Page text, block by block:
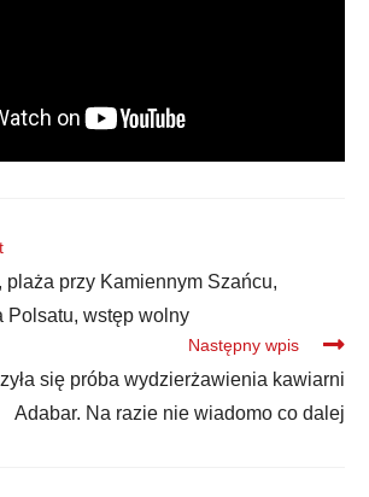
plaża przy Kamiennym Szańcu,
Polsatu, wstęp wolny
Następny wpis
się próba wydzierżawienia kawiarni
Adabar. Na razie nie wiadomo co dalej